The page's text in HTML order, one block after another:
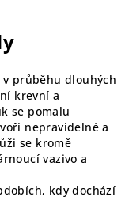
průběhu dlouhých
krevní a
se pomalu
nepravidelné a
se kromě
vazivo a
kdy dochází